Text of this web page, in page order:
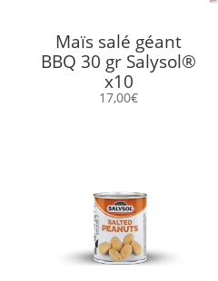
Maïs salé géant
BBQ 30 gr Salysol®
x10
17,00€